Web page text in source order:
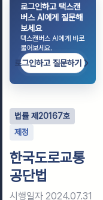
로그인하고 택스캔
버스 AI에게 질문해
보세요
택스캔버스 AI에게 바로
물어보세요.
로그인하고 질문하기
법률제 20167호
제정
한국도로교통
공단법
시행일자 2024.07.31